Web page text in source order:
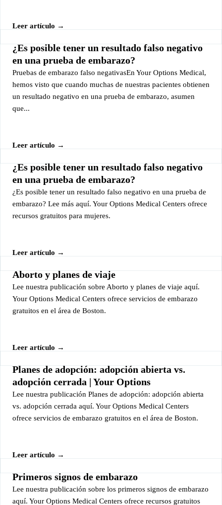
Leer artículo →
¿Es posible tener un resultado falso negativo
en una prueba de embarazo?
Pruebas de embarazo falso negativasEn Your Options Medical,
hemos visto que cuando muchas de nuestras pacientes obtienen
un resultado negativo en una prueba de embarazo, asumen
que...
Leer artículo →
¿Es posible tener un resultado falso negativo
en una prueba de embarazo?
¿Es posible tener un resultado falso negativo en una prueba de
embarazo? Lee más aquí. Your Options Medical Centers ofrece
recursos gratuitos para mujeres.
Leer artículo →
Aborto y planes de viaje
Lee nuestra publicación sobre Aborto y planes de viaje aquí.
Your Options Medical Centers ofrece servicios de embarazo
gratuitos en el área de Boston.
Leer artículo →
Planes de adopción: adopción abierta vs.
adopción cerrada | Your Options
Lee nuestra publicación Planes de adopción: adopción abierta
vs. adopción cerrada aquí. Your Options Medical Centers
ofrece servicios de embarazo gratuitos en el área de Boston.
Leer artículo →
Primeros signos de embarazo
Lee nuestra publicación sobre los primeros signos de embarazo
aquí. Your Options Medical Centers ofrece recursos gratuitos